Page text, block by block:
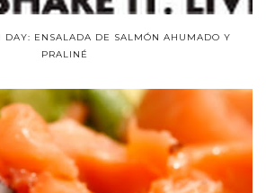
DAY: ENSALADA DE SALMÓN AHUMADO Y
PRALINÉ